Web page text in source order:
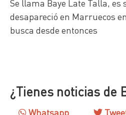
Se llama Baye Late Talla, es
desapareció en Marruecos
busca desde entonces
¿Tienes noticias de
Whatsapp